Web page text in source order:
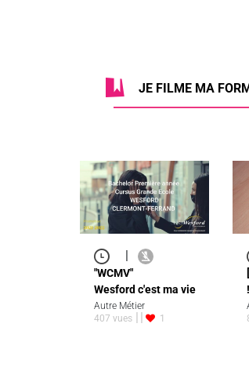
JE FILME MA
"WCMV"
Wesford c'est ma vie
Autre Métier
407 vues
1
!